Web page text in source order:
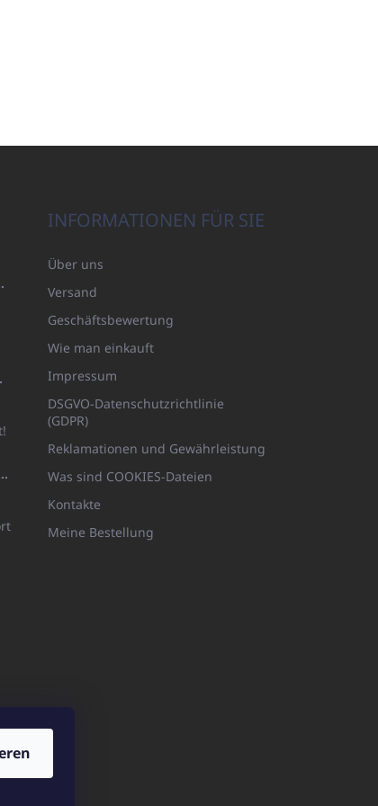
(480GR)
(NACHFÜLLBARE VERPACKUNG)
INFORMATIONEN FÜR SIE
Über uns
Versand
Geschäftsbewertung
Wie man einkauft
Impressum
DSGVO-Datenschutzrichtlinie
(GDPR)
Reklamationen und Gewährleistung
Was sind COOKIES-Dateien
Kontakte
Meine Bestellung